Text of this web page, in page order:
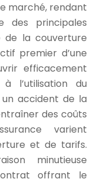
marché, rendant
des principales
de la couverture
premier d’une
efficacement
l’utilisation du
un accident de la
des coûts
varient
et de tarifs.
minutieuse
offrant le